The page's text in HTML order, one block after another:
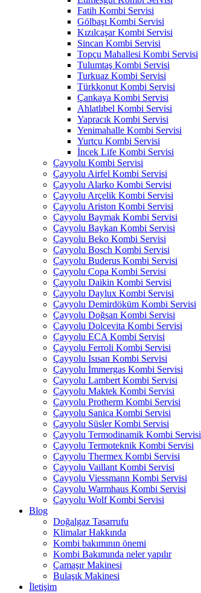
Fatih Kombi Servisi
Gölbaşı Kombi Servisi
Kızılcaşar Kombi Servisi
Sincan Kombi Servisi
Topçu Mahallesi Kombi Servisi
Tulumtaş Kombi Servisi
Turkuaz Kombi Servisi
Türkkonut Kombi Servisi
Çankaya Kombi Servisi
Ahlatlıbel Kombi Servisi
Yapracık Kombi Servisi
Yenimahalle Kombi Servisi
Yurtçu Kombi Servisi
İncek Life Kombi Servisi
Çayyolu Kombi Servisi
Çayyolu Airfel Kombi Servisi
Çayyolu Alarko Kombi Servisi
Çayyolu Arçelik Kombi Servisi
Çayyolu Ariston Kombi Servisi
Çayyolu Baymak Kombi Servisi
Çayyolu Baykan Kombi Servisi
Çayyolu Beko Kombi Servisi
Çayyolu Bosch Kombi Servisi
Çayyolu Buderus Kombi Servisi
Çayyolu Copa Kombi Servisi
Çayyolu Daikin Kombi Servisi
Çayyolu Daylux Kombi Servisi
Çayyolu Demirdöküm Kombi Servisi
Çayyolu Doğsan Kombi Servisi
Çayyolu Dolcevita Kombi Servisi
Çayyolu ECA Kombi Servisi
Çayyolu Ferroli Kombi Servisi
Çayyolu Isısan Kombi Servisi
Çayyolu İmmergas Kombi Servisi
Çayyolu Lambert Kombi Servisi
Çayyolu Maktek Kombi Servisi
Çayyolu Protherm Kombi Servisi
Çayyolu Sanica Kombi Servisi
Çayyolu Süsler Kombi Servisi
Çayyolu Termodinamik Kombi Servisi
Çayyolu Termoteknik Kombi Servisi
Çayyolu Thermex Kombi Servisi
Çayyolu Vaillant Kombi Servisi
Çayyolu Viessmann Kombi Servisi
Çayyolu Warmhaus Kombi Servisi
Çayyolu Wolf Kombi Servisi
Blog
Doğalgaz Tasarrufu
Klimalar Hakkında
Kombi bakımının önemi
Kombi Bakımında neler yapılır
Çamaşır Makinesi
Bulaşık Makinesi
İletişim